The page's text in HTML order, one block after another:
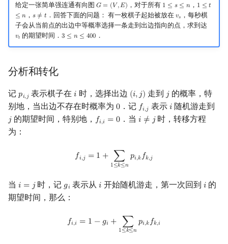
给定一张简单强连通有向图 𝐺 = (𝑉 ,𝐸)
G= (V E ) ，对于所有 1 ≤ 𝑠 ≤ 𝑛
1 ≤s≤n ， 1 ≤ 𝑡
≤ 𝑛
1≤t≤ n
， 𝑠 ≠ 𝑡
s≠t ．回答下面的问题： 有一枚棋子起始被放在 𝑣𝑠
vs ，每秒棋
子会从当前点的出边中等概率选择一条走到出边指向的点，求到达
𝑣𝑡
vt 的期望时间．3 ≤ 𝑛 ≤ 400
3 ≤n ≤400 ．
分析和转化
记 𝑝𝑖,𝑗
pi,j 表示棋子在𝑖
i 时，选择出边 (𝑖,𝑗)
(i,j) 走到 𝑗
j的概率，特
别地，当出边不存在时概率为 0
0 ．记 𝑓𝑖,𝑗
f,j 表示 𝑖
i 随机游走到
𝑗
j的期望时间，特别地， 𝑓𝑖,𝑖 = 0
f,i=0 ．当 𝑖 ≠ 𝑗
i≠j
时，转移方程
为：
𝑓𝑖,𝑗 = 1 + ∑
1≤𝑘≤𝑛
𝑝𝑖,𝑘𝑓𝑘,𝑗
f , =1 + ∑1≤ k≤np i,k f k,j
当 𝑖 = 𝑗
i =j 时，记 𝑔𝑖
gi 表示从𝑖
i 开始随机游走，第一次回到 𝑖
i 的
期望时间，那么：
𝑓𝑖,𝑖 = 1 −𝑔𝑖 + ∑
1≤𝑘≤𝑛
𝑝𝑖,𝑘𝑓𝑘,𝑖
f ,i= 1 −gi +∑ 1≤k ≤np ,kf k ,i